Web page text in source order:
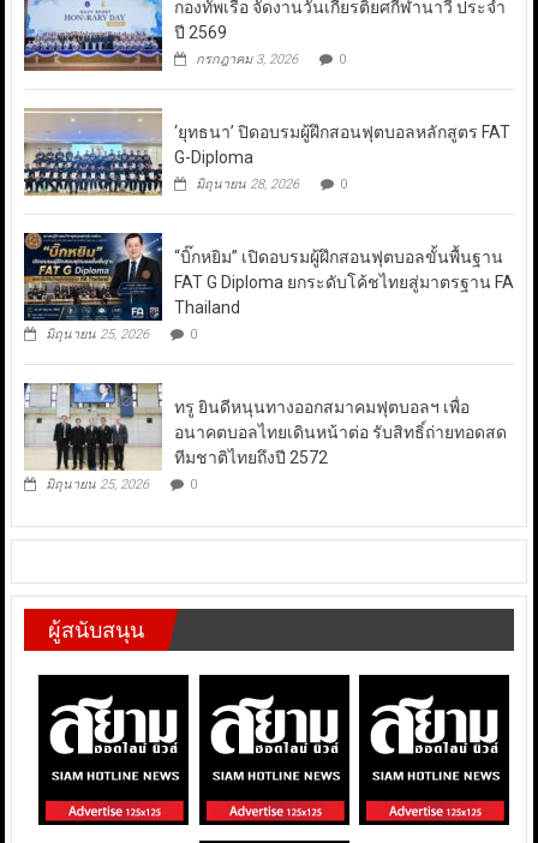
กองทัพเรือ จัดงานวันเกียรติยศกีฬานาวี ประจำ
ปี 2569
กรกฎาคม 3, 2026 0
‘ยุทธนา’ ปิดอบรมผู้ฝึกสอนฟุตบอลหลักสูตร FAT
G-Diploma
มิถุนายน 28, 2026 0
“บิ๊กหยิม” เปิดอบรมผู้ฝึกสอนฟุตบอลขั้นพื้นฐาน
FAT G Diploma ยกระดับโค้ชไทยสู่มาตรฐาน FA
Thailand
มิถุนายน 25, 2026 0
ทรู ยินดีหนุนทางออกสมาคมฟุตบอลฯ เพื่อ
อนาคตบอลไทยเดินหน้าต่อ รับสิทธิ์ถ่ายทอดสด
ทีมชาติไทยถึงปี 2572
มิถุนายน 25, 2026 0
ผู้สนับสนุน